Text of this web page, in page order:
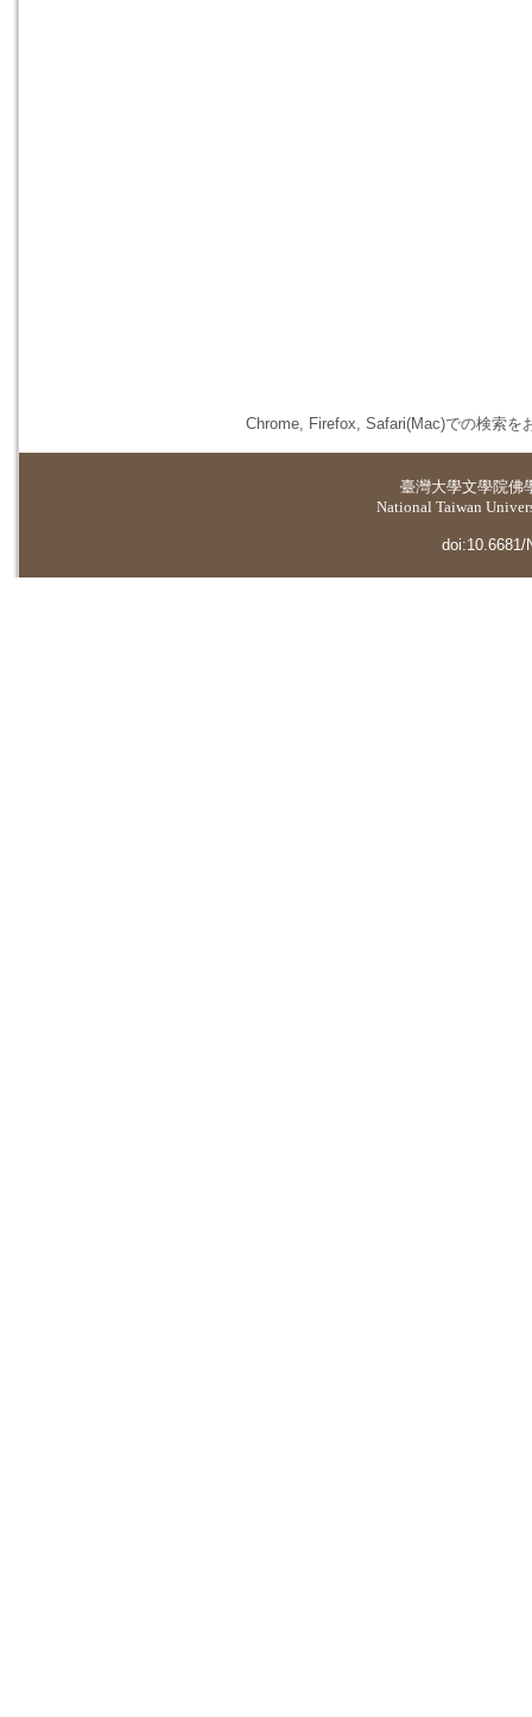
Chrome, Firefox, Safari(Mac)での検索を
臺灣大學文學院佛
National Taiwan
doi:10.6681/